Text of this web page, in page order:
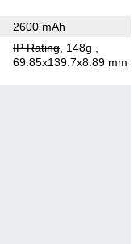
2600 mAh
IP Rating, 148g
69.85x139.7x8.89 mm